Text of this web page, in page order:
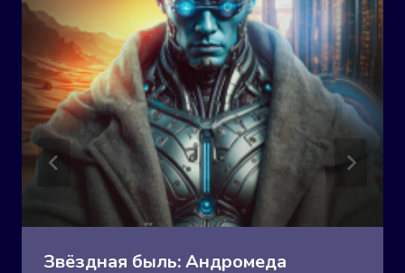
Звёздная быль: Андромеда